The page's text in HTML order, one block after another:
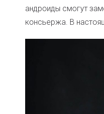
андроиды смогут
консьержа. В